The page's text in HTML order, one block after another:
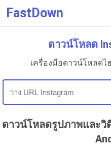
FastDown
ดาวน์โหลด
เครื่องมือดาวน์โหลดไ
ดาวน์โหลดรูปภาพและวิ